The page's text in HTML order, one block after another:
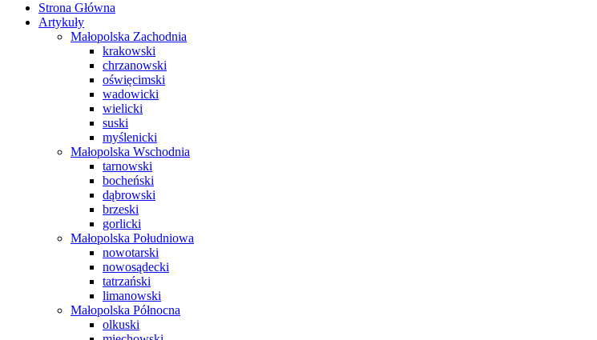
Strona Główna
Artykuły
Małopolska Zachodnia
krakowski
chrzanowski
oświęcimski
wadowicki
wielicki
suski
myślenicki
Małopolska Wschodnia
tarnowski
bocheński
dąbrowski
brzeski
gorlicki
Małopolska Południowa
nowotarski
nowosądecki
tatrzański
limanowski
Małopolska Północna
olkuski